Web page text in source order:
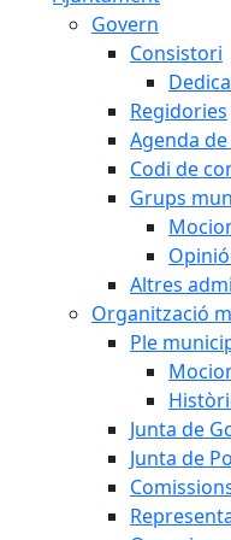
Govern
Consistori
Regidories
Agenda
Codi de
Grups
Altres
Organització
Ple
Junta de
Junta de